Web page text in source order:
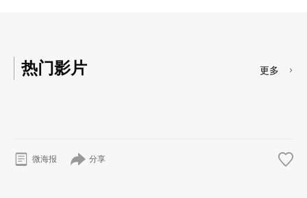
热门影片 更多
微海报 分享